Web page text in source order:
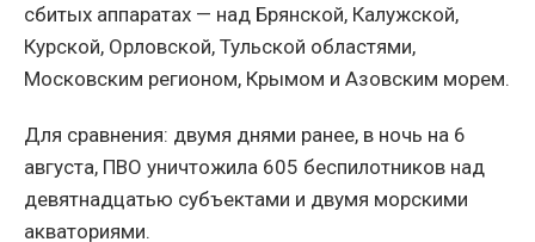
сбитых аппаратах — над Брянской, Калужской,
Курской, Орловской, Тульской областями,
Московским регионом, Крымом и Азовским морем.
Для сравнения: двумя днями ранее, в ночь на 6
августа, ПВО уничтожила 605 беспилотников над
девятнадцатью субъектами и двумя морскими
акваториями.